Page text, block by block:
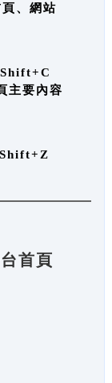
、網站
主要內容
首頁